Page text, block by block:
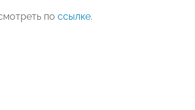
по ссылке.